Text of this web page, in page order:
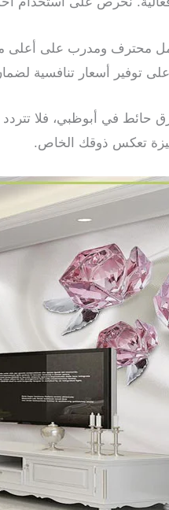
محترف ومدرب على
توفير أسعار تنافسية
في أبوظبي، فلا
تعكس ذوقك الخاص.